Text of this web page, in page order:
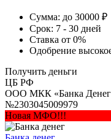
Сумма: до 30000 ₽
Срок: 7 - 30 дней
Ставка от 0%
Одобрение
Получить деньги
ЦБ РФ
ООО МКК «Банка
№2303045009979
Новая МФО!!!